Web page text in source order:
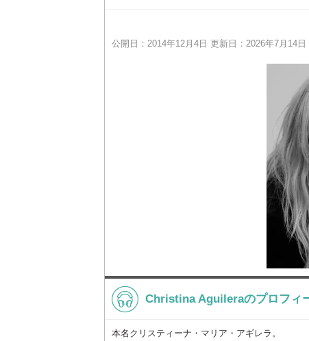
公開日：2014年12月4日 更新日：2026年7月14日
Christina Aguileraのプロフィ
本名クリスティーナ・マリア・アギレラ。